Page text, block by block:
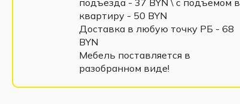
квартиру - 50 BYN
Доставка в любую точку РБ - 68
BYN
Мебель поставляется в
разобранном виде!